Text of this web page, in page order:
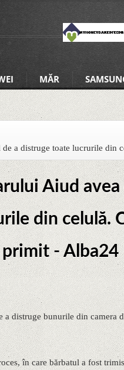
MĂR
a distruge toate lucrurile din
Aiud
din celulă.
primit - Alba24
distruge bunurile din camera
în care bărbatul a fost